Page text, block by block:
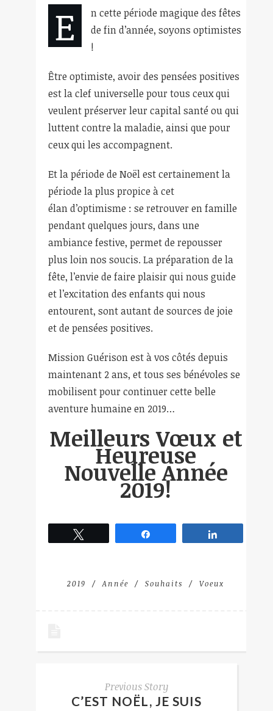
E
n cette période magique des fêtes
de fin d’année, soyons optimistes
!
Être optimiste, avoir des pensées positives
est la clef universelle pour tous ceux qui
veulent préserver leur capital santé ou qui
luttent contre la maladie, ainsi que pour
ceux qui les accompagnent.
Et la période de Noël est certainement la
période la plus propice à cet
élan d’optimisme : se retrouver en famille
pendant quelques jours, dans une
ambiance festive, permet de repousser
plus loin nos soucis. La préparation de la
fête, l’envie de faire plaisir qui nous guide
et l’excitation des enfants qui nous
entourent, sont autant de sources de joie
et de pensées positives.
Mission Guérison est à vos côtés depuis
maintenant 2 ans, et tous ses bénévoles se
mobilisent pour continuer cette belle
aventure humaine en 2019…
Meilleurs Vœux et
Heureuse
Nouvelle Année
2019!
2019 Année Souhaits Voeux
Previous Story
C’EST NOËL, JE SUIS